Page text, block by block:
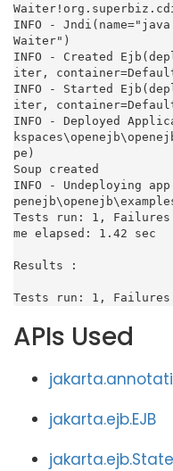
INFO -
Waiter")
INFO - Created
iter,
INFO - Started
iter,
INFO - Deployed
pe)
Soup created
INFO - Undeploying
Tests run: 1,
me elapsed: 1.42 sec
Results :
Tests run: 1,
APIs Used
jakarta.ejb.EJB